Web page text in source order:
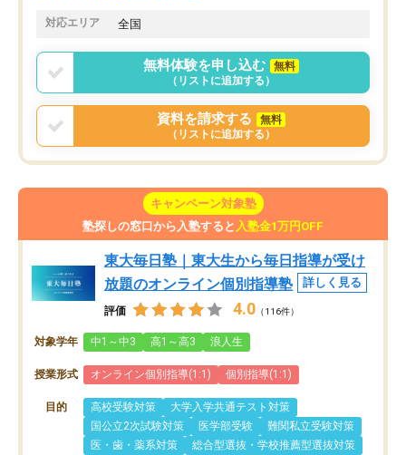
対応エリア 全国
無料体験を申し込む
無料
（リストに追加する）
資料を請求する
無料
（リストに追加する）
キャンペーン対象塾
塾探しの窓口から入塾すると 入塾金1万円OFF
東大毎日塾｜東大生から毎日指導が受け
放題のオンライン個別指導塾
詳しく見る
評価 4.0 （116件）
対象学年 中1～中3 高1～高3 浪人生
授業形式 オンライン個別指導(1:1) 個別指導(1:1)
目的 高校受験対策
大学入学共通テスト対策
国公立2次試験対策
医学部受験
難関私立受験対策
医・歯・薬系対策
総合型選抜・学校推薦型選抜対策